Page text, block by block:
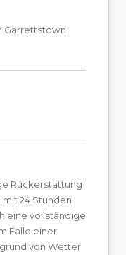
Garrettstown
Rückerstattung
24 Stunden
eine vollständige
Falle einer
von Wetter